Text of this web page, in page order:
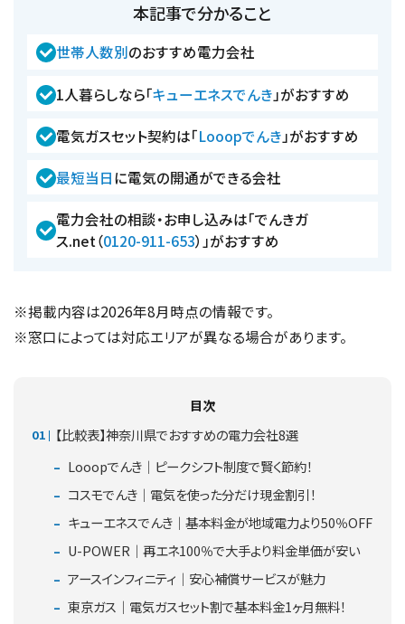
本記事で分かること
世帯人数別のおすすめ電力会社
1人暮らしなら「キューエネスでんき 」がおすすめ
電気ガスセット契約は「Looopでんき 」がおすすめ
最短当日に電気の開通ができる会社
電力会社の相談・お申し込みは「でんきガ
ス.net（0120-911-653）」がおすすめ
※掲載内容は2026年8月時点の情報です。
※窓口によっては対応エリアが異なる場合があります。
目次
【比較表】神奈川県でおすすめの電力会社8選
Looopでんき｜ピークシフト制度で賢く節約！
コスモでんき｜電気を使った分だけ現金割引！
キューエネスでんき｜基本料金が地域電力より50％OFF
U-POWER｜再エネ100％で大手より料金単価が安い
アースインフィニティ｜安心補償サービスが魅力
東京ガス｜電気ガスセット割で基本料金1ヶ月無料！